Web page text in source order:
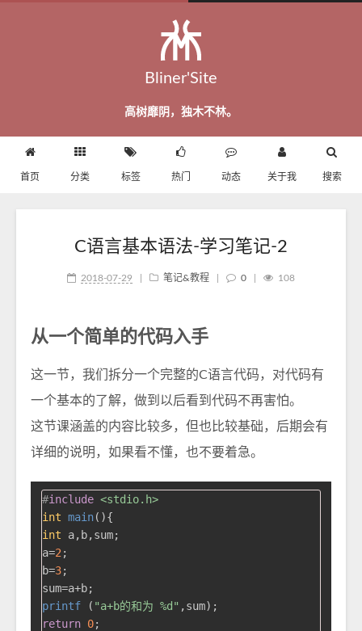
Bliner'Site
高树靡阴，独木不林。
首页 分类 标签 热门 动态 关于我 搜索
C语言基本语法-学习笔记-2
2018-07-29 笔记&教程 0 108
从一个简单的代码入手
这一节，我们拆分一个完整的C语言代码，对代码有
一个基本的了解，做到以后看到代码不再害怕。
这节课涵盖的内容比较多，但也比较基础，后期会有
详细的说明，如果看不懂，也不要着急。
#include <stdio.h>
int main()
int a,b,sum;
a=2 ;
b=3;
printf ( "a+b的和为 %d"
return 0;